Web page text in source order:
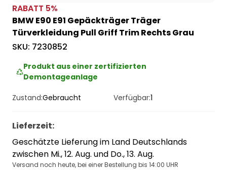
RABATT 5%
BMW E90 E91 Gepäckträger Träger
Türverkleidung Pull Griff Trim Rechts Grau
SKU: 7230852
Produkt aus einer zertifizierten
Demontageanlage
Zustand:Gebraucht Verfügbar:1
Lieferzeit:
Geschätzte Lieferung im Land Deutschlands
zwischen Mi., 12. Aug. und Do., 13. Aug.
Versand noch heute, bei einer Bestellung bis 14:00 UHR